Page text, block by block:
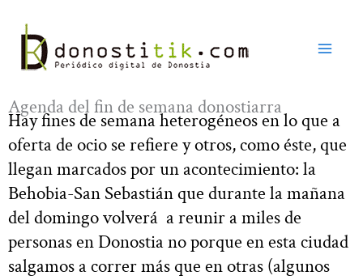
contenido
Agenda del fin de semana donostiarra
Hay fines de semana heterogéneos en lo que a
oferta de ocio se refiere y otros, como éste, que
llegan marcados por un acontecimiento: la
Behobia-San Sebastián que durante la mañana
del domingo volverá a reunir a miles de
personas en Donostia no porque en esta ciudad
salgamos a correr más que en otras (algunos